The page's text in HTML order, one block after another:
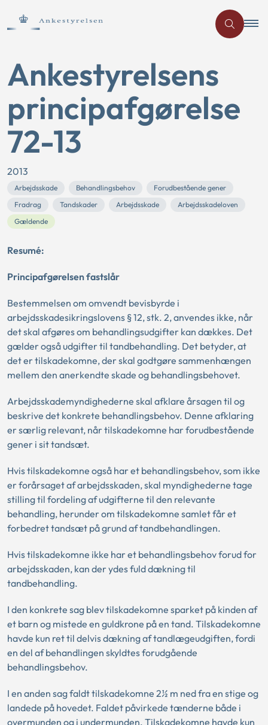
Ankestyrelsens
principafgørelse
72-13
2013
Arbejdsskade Behandlingsbehov
Forudbestående gener
Fradrag
Tandskader Arbejdsskade
Arbejdsskadeloven
Gældende
Resumé:
Principafgørelsen fastslår
Bestemmelsen om omvendt bevisbyrde i
arbejdsskadesikringslovens § 12, stk. 2, anvendes ikke, når
det skal afgøres om behandlingsudgifter kan dækkes. Det
gælder også udgifter til tandbehandling. Det betyder, at
det er tilskadekomne, der skal godtgøre sammenhængen
mellem den anerkendte skade og behandlingsbehovet.
Arbejdsskademyndighederne skal afklare årsagen til og
beskrive det konkrete behandlingsbehov. Denne afklaring
er særlig relevant, når tilskadekomne har forudbestående
gener i sit tandsæt.
Hvis tilskadekomne også har et behandlingsbehov, som ikke
er forårsaget af arbejdsskaden, skal myndighederne tage
stilling til fordeling af udgifterne til den relevante
behandling, herunder om tilskadekomne samlet får et
forbedret tandsæt på grund af tandbehandlingen.
Hvis tilskadekomne ikke har et behandlingsbehov forud for
arbejdsskaden, kan der ydes fuld dækning til
tandbehandling.
I den konkrete sag blev tilskadekomne sparket på kinden af
et barn og mistede en guldkrone på en tand. Tilskadekomne
havde kun ret til delvis dækning af tandlægeudgiften, fordi
en del af behandlingen skyldtes forudgående
behandlingsbehov.
I en anden sag faldt tilskadekomne 2½ m ned fra en stige og
landede på hovedet. Faldet påvirkede tænderne både i
overmunden og i undermunden. Tilskadekomne havde kun